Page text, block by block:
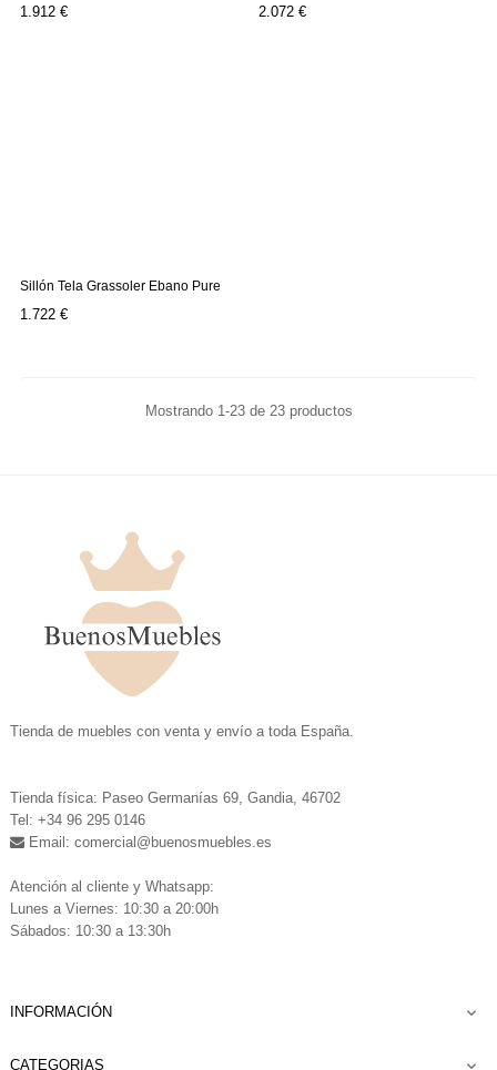
Precio
1.912 € Precio
2.072 €
Sillón Tela Grassoler Ebano Pure
Precio
1.722 €
Mostrando 1-23 de 23 productos
Tienda de muebles con venta y envío a toda España.
Tienda física: Paseo Germanías 69, Gandia, 46702
Tel: +34 96 295 0146
Email: comercial @buenosmuebles.es
Atención al cliente y Whatsapp:
Lunes a Viernes: 10:30 a 20:00h
Sábados: 10:30 a 13:30h
INFORMACIÓN 
CATEGORIAS